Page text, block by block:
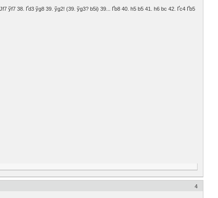
ўf7 38. Ґd3 ўg8 39. ўg2! (39. ўg3? b5і) 39... Ґb8 40. h5 b5 41. h6 bc 42. Ґc4 Ґb5
4